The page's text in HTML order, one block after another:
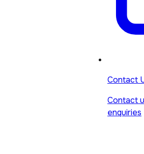
Contact
Contact
enquiries